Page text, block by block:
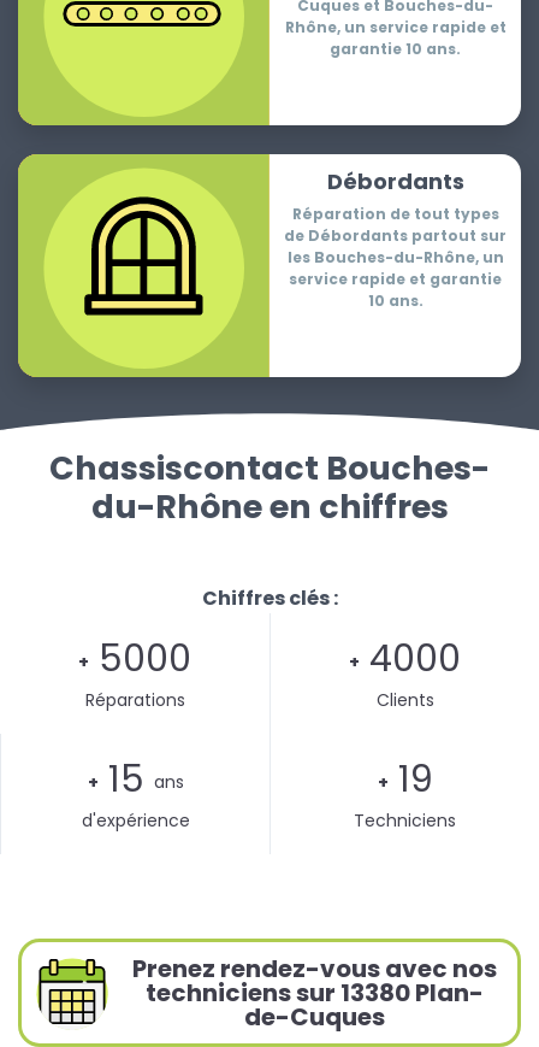
Cuques et Bouches-du-
Rhône, un service rapide et
garantie 10 ans.
Débordants
Réparation de tout types
de Débordants partout sur
les Bouches-du-Rhône, un
service rapide et garantie
10 ans.
Chassiscontact Bouches-
du-Rhône en chiffres
Chiffres clés :
+ 5000
Réparations
+ 4000
Clients
+ 15 ans
d'expérience
+ 19
Techniciens
Prenez rendez-vous avec nos
techniciens sur 13380 Plan-
de-Cuques